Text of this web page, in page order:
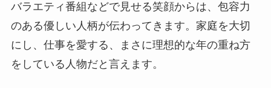
バラエティ番組などで見せる笑顔からは、包容力
のある優しい人柄が伝わってきます。家庭を大切
にし、仕事を愛する、まさに理想的な年の重ね方
をしている人物だと言えます。